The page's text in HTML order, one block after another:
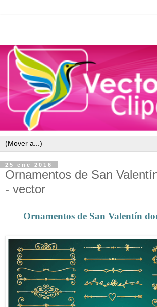
25 ene 2016
Ornamentos de San
- vector
Ornamentos de San Valentín